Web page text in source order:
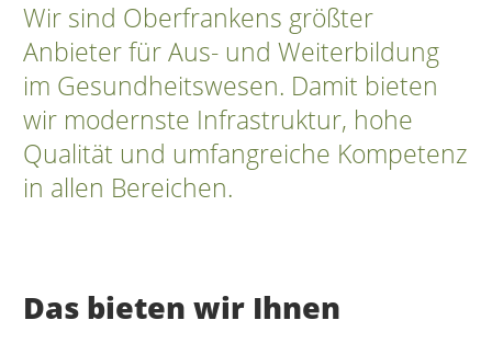
Wir sind Oberfrankens größter
Anbieter für Aus- und Weiterbildung
im Gesundheitswesen. Damit bieten
wir modernste Infrastruktur, hohe
Qualität und umfangreiche Kompetenz
in allen Bereichen.
Das bieten wir Ihnen